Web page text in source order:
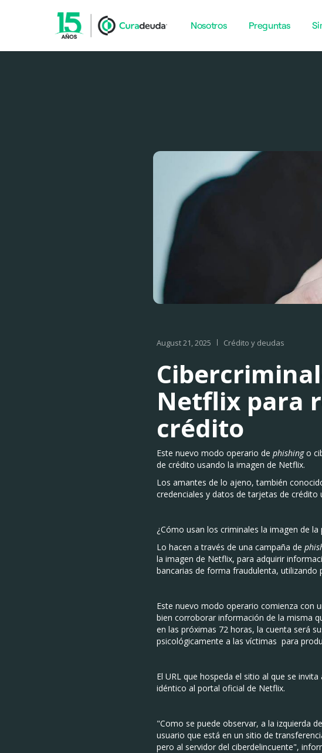
Nosotros Preguntas
August 21, 2025 Crédito y deudas
Netflix para
crédito
Este nuevo modo operario de phishingo
de crédito usando la imagen de Netflix.
Los amantes de lo ajeno, también
credenciales y datos de tarjetas de crédito
¿Cómo usan los criminales la imagen de
Lo hacen a través de una campaña de
la imagen de Netflix, para adquirir
bancarias de forma fraudulenta,
Este nuevo modo operario comienza con
bien corroborar información de la misma
en las próximas 72 horas, la cuenta será
psicológicamente a las víctimas para
El URL que hospeda el sitio al que se
idéntico al portal oficial de Netflix.
"Como se puede observar, a la izquierda
usuario que está en un sitio de
pero al servidor del ciberdelincuente",